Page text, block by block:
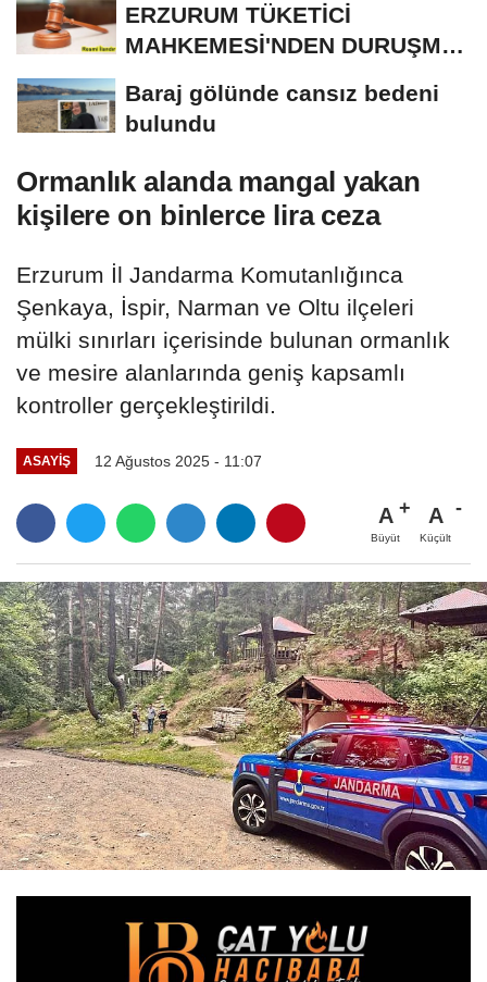
ERZURUM TÜKETİCİ
MAHKEMESİ'NDEN DURUŞMA
Baraj gölünde cansız bedeni
bulundu
Ormanlık alanda mangal yakan
kişilere on binlerce lira ceza
Erzurum İl Jandarma Komutanlığınca
Şenkaya, İspir, Narman ve Oltu ilçeleri
mülki sınırları içerisinde bulunan ormanlık
ve mesire alanlarında geniş kapsamlı
kontroller gerçekleştirildi.
ASAYİŞ 12 Ağustos 2025 - 11:07
A
Büyüt
A
Küçült